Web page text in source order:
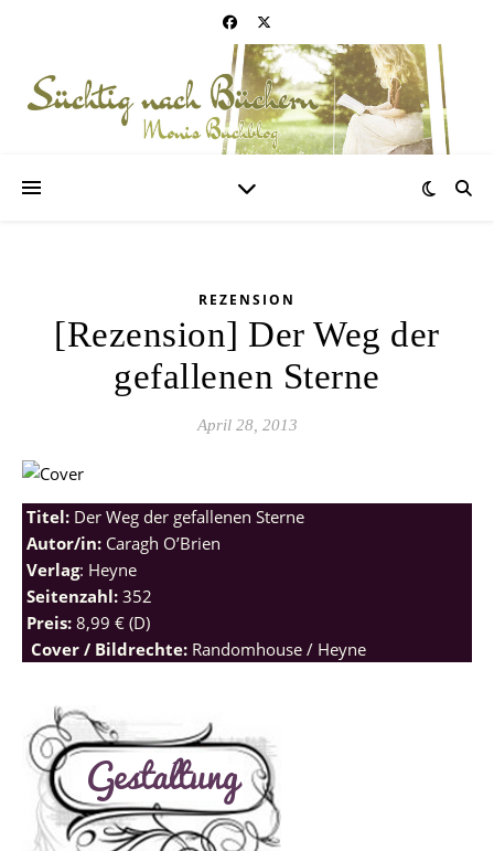
REZENSION
[Rezension] Der Weg der
gefallenen Sterne
April 28, 2013
Titel: Der Weg der gefallenen Sterne
Autor/in: Caragh O’Brien
Verlag: Heyne
Seitenzahl: 352
Preis: 8,99 € (D)
Cover / Bildrechte: Randomhouse / Heyne